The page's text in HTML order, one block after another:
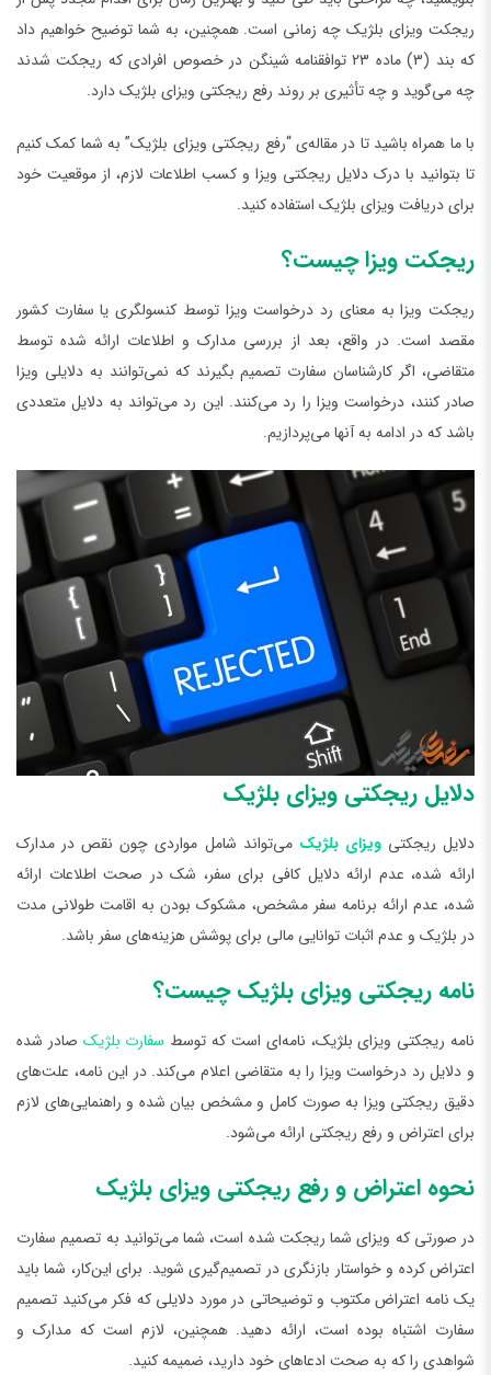
ریجکت ویزای بلژیک چه زمانی است. همچنین، به شما توضیح خواهیم داد
که بند (3) ماده 23 توافقنامه شینگن در خصوص افرادی که ریجکت شدند
چه می‌گوید و چه تأثیری بر روند رفع ریجکتی ویزای بلژیک دارد.
با ما همراه باشید تا در مقاله‌ی “رفع ریجکتی ویزای بلژیک” به شما کمک کنیم
تا بتوانید با درک دلایل ریجکتی ویزا و کسب اطلاعات لازم، از موقعیت خود
برای دریافت ویزای بلژیک استفاده کنید.
ریجکت ویزا چیست؟
ریجکت ویزا به معنای رد درخواست ویزا توسط کنسولگری یا سفارت کشور
مقصد است. در واقع، بعد از بررسی مدارک و اطلاعات ارائه شده توسط
متقاضی، اگر کارشناسان سفارت تصمیم بگیرند که نمی‌توانند به دلایلی ویزا
صادر کنند، درخواست ویزا را رد می‌کنند. این رد می‌تواند به دلایل متعددی
باشد که در ادامه به آنها می‌پردازیم.
دلایل ریجکتی ویزای بلژیک
دلایل ریجکتیویزای بلژیک می‌تواند شامل مواردی چون نقص در مدارک
ارائه شده، عدم ارائه دلایل کافی برای سفر، شک در صحت اطلاعات ارائه
شده، عدم ارائه برنامه سفر مشخص، مشکوک بودن به اقامت طولانی مدت
در بلژیک و عدم اثبات توانایی مالی برای پوشش هزینه‌های سفر باشد.
نامه ریجکتی ویزای بلژیک چیست؟
نامه ریجکتی ویزای بلژیک، نامه‌ای است که توسط سفارت بلژیک صادر شده
و دلایل رد درخواست ویزا را به متقاضی اعلام می‌کند. در این نامه، علت‌های
دقیق ریجکتی ویزا به صورت کامل و مشخص بیان شده و راهنمایی‌های لازم
برای اعتراض و رفع ریجکتی ارائه می‌شود.
نحوه اعتراض و رفع ریجکتی ویزای بلژیک
در صورتی که ویزای شما ریجکت شده است، شما می‌توانید به تصمیم سفارت
اعتراض کرده و خواستار بازنگری در تصمیم‌گیری شوید. برای این‌کار، شما باید
یک نامه اعتراض مکتوب و توضیحاتی در مورد دلایلی که فکر می‌کنید تصمیم
سفارت اشتباه بوده است، ارائه دهید. همچنین، لازم است که مدارک و
شواهدی را که به صحت ادعاهای خود دارید،‌ ضمیمه کنید.